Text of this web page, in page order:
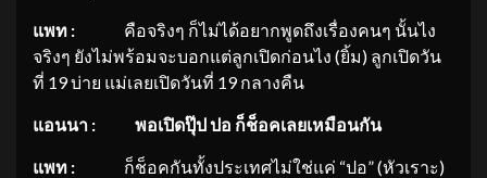
แพท : คือจริงๆ ก็ไม่ได้อยากพูดถึงเรื่องคนๆ นั้นไง
จริงๆ ยังไม่พร้อมจะบอกแต่ลูกเปิดก่อนไง (ยิ้ม) ลูกเปิดวัน
ที่ 19 บ่าย แม่เลยเปิดวันที่ 19 กลางคืน
แอนนา : พอเปิดปุ๊ป ปอ ก็ช็อคเลยเหมือนกัน
แพท : ก็ช็อคกันทั้งประเทศไม่ใช่แค่ “ปอ” (หัวเราะ)